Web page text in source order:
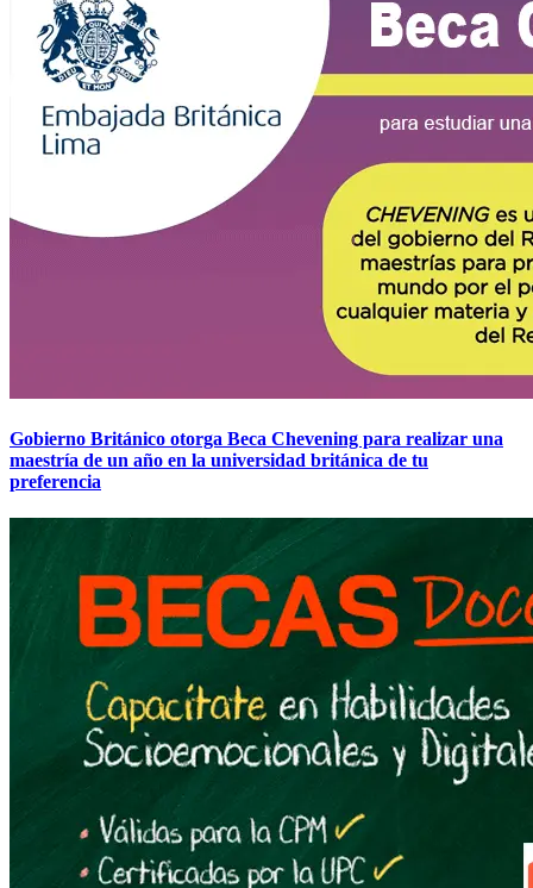
Gobierno Británico otorga Beca Chevening para realizar una
maestría de un año en la universidad británica de tu
preferencia